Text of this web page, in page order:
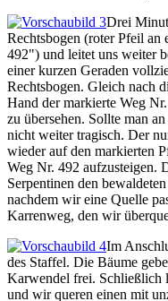
Drei
Rechtsbogen (roter Pfeil
492") und leitet uns weiter
einer kurzen Geraden
Rechtsbogen. Gleich nach
Hand der markierte Weg
zu übersehen. Sollte man
nicht weiter tragisch. Der
wieder auf den markierten
Weg Nr. 492 aufzusteigen.
Serpentinen den
nachdem wir eine Quelle
Karrenweg, den wir
Im
des Staffel. Die Bäume
Karwendel frei. Schließlich
und wir queren einen mit